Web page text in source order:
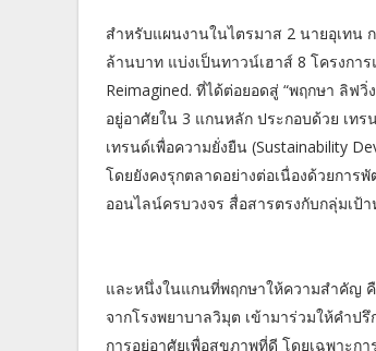
สำหรับแผนงานในไตรมาส 2 นายอุเทน
ล้านบาท แบ่งเป็นทาวน์เฮาส์ 8 โครงกา
Reimagined. ที่ได้ต่อยอดสู่ “พฤกษา ลิ
อยู่อาศัยใน 3 แกนหลัก ประกอบด้วย เท
เทรนด์เพื่อความยั่งยืน (Sustainability
โดยยังคงรุกตลาดอย่างต่อเนื่องด้วยกา
ออนไลน์ครบวงจร สื่อสารตรงกับกลุ่มเป้า
และหนึ่งในแกนที่พฤกษาให้ความสำคัญ คื
จากโรงพยาบาลวิมุต เข้ามาร่วมให้คำ
การอยู่อาศัยเพื่อสุขภาพที่ดี โดยเฉพาะก